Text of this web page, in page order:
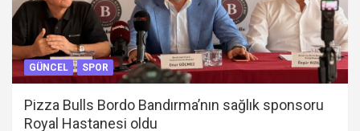
GÜNCEL SPOR
Pizza Bulls Bordo Bandırma’nın sağlık sponsoru
Royal Hastanesi oldu